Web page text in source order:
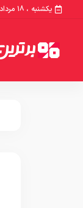
یکشنبه ، ۱۸ مرداد ۱۴۰۵